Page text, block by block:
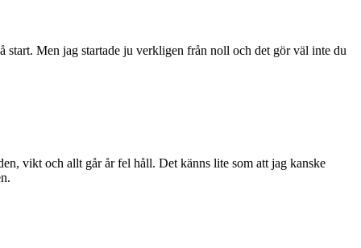
Men jag startade ju verkligen från noll och det gör väl inte du
vikt och allt går år fel håll. Det känns lite som att jag kanske